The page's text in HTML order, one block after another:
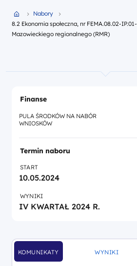
Przejdź do strony głównej portalu
Nabory
8.2 Ekonomia społeczna, nr FEMA.08.02-
Mazowieckiego regionalnego (RMR)
KOMUNIKATY
DOFINANSOWANIA
WYNIKI
Finanse
PULA ŚRODKÓW NA NABÓR
WNIOSKÓW
Termin naboru
START
10.05.2024
WYNIKI
IV KWARTAŁ 2024 R.